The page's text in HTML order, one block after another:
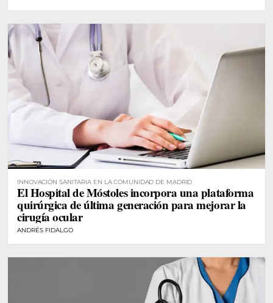
INNOVACIÓN SANITARIA EN LA COMUNIDAD DE MADRID
El Hospital de Móstoles incorpora una plataforma
quirúrgica de última generación para mejorar la
cirugía ocular
ANDRÉS FIDALGO